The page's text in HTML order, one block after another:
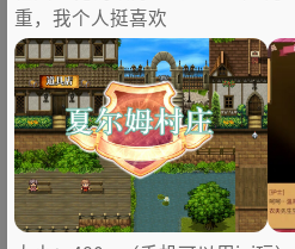
重，我个人挺喜欢